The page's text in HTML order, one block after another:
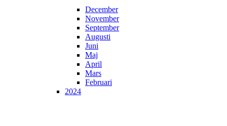
December
November
September
Augusti
Juni
Maj
April
Mars
Februari
2024